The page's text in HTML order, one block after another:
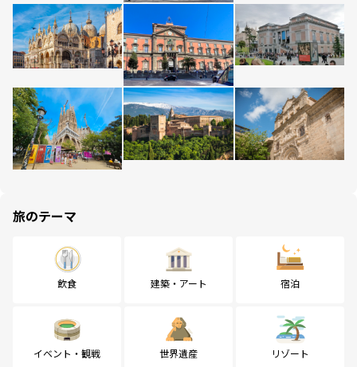
旅のテーマ
飲食 建築・アート 宿泊
イベント・観戦 世界遺産 リゾート